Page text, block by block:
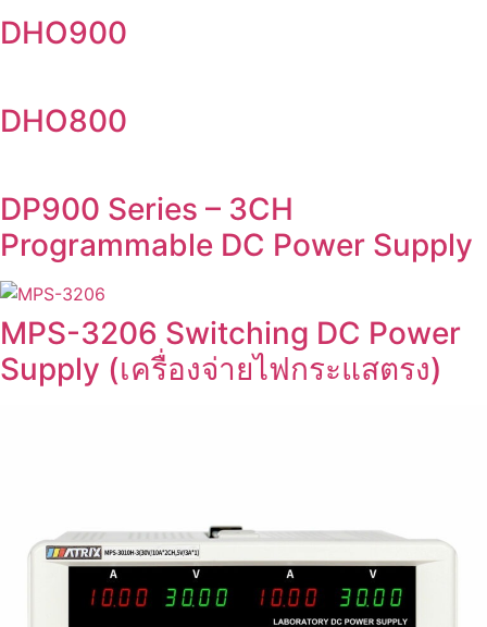
DHO900
DHO800
DP900 Series – 3CH
Programmable DC Power Supply
MPS-3206 Switching DC Power
Supply (เครื่องจ่ายไฟกระแสตรง)